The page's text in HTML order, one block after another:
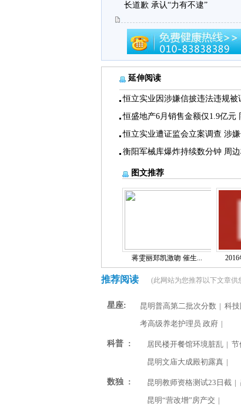
长道歉 承认“力有不逮”
延伸阅读
恒立实业因涉嫌信披违法违规被
恒盛地产6月销售金额仅1.9亿元
恒立实业遭证监会立案调查 涉
衡阳军械库爆炸持续数分钟 周
图文推荐
蒋雯丽郑凯激吻 催生...
推荐阅读 (此网站为您推荐以下文章供
星座: 昆明普高第二批次分数 | 科
考高级养老护理员 政府 |
科普 : 居民楼开餐馆环境脏乱 | 节
昆明文庙大成殿初露真 |
数独 : 昆明教师资格测试23日截 |
昆明“营改增”房产交 |